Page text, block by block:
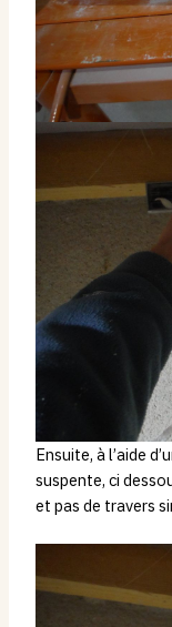
Ensuite, à l’aide
suspente, ci
et pas de travers